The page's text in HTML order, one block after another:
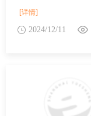
[详情]
2024/12/11